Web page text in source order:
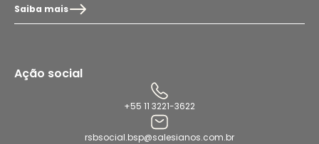
Saiba mais
Ação social
+55 11 3221-3622
rsbsocial.bsp@salesianos.com.br